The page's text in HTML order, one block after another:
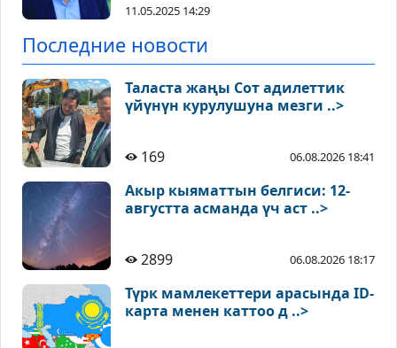
11.05.2025 14:29
Последние новости
Таласта жаңы Сот адилеттик
үйүнүн курулушуна мезги ..>
169 06.08.2026 18:41
Акыр кыяматтын белгиси: 12-
августта асманда үч аст ..>
2899 06.08.2026 18:17
Түрк мамлекеттери арасында ID-
карта менен каттоо д ..>